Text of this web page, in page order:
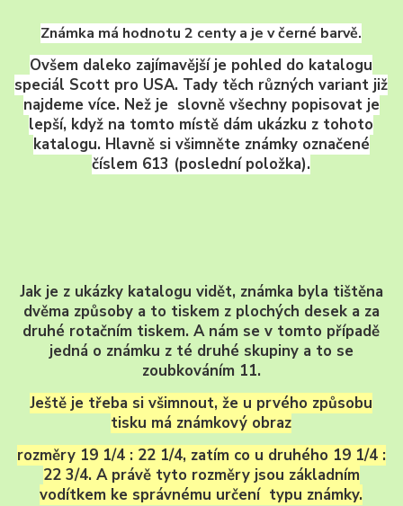
Známka má hodnotu 2 centy a je v černé barvě.
Ovšem daleko zajímavější je pohled do katalogu
speciál Scott pro USA. Tady těch různých variant již
najdeme více. Než je slovně všechny popisovat je
lepší, když na tomto místě dám ukázku z tohoto
katalogu. Hlavně si všimněte známky označené
číslem 613 (poslední položka).
Jak je z ukázky katalogu vidět, známka byla tištěna
dvěma způsoby a to tiskem z plochých desek a za
druhé rotačním tiskem. A nám se v tomto případě
jedná o známku z té druhé skupiny a to se
zoubkováním 11.
Ještě je třeba si všimnout, že u prvého způsobu
tisku má známkový obraz
rozměry 19 1/4 : 22 1/4, zatím co u druhého 19 1/4 :
22 3/4. A právě tyto rozměry jsou základním
vodítkem ke správnému určení typu známky.